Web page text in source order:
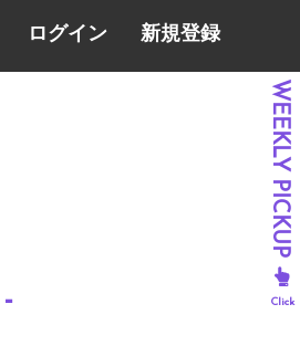
ログイン 新規登録